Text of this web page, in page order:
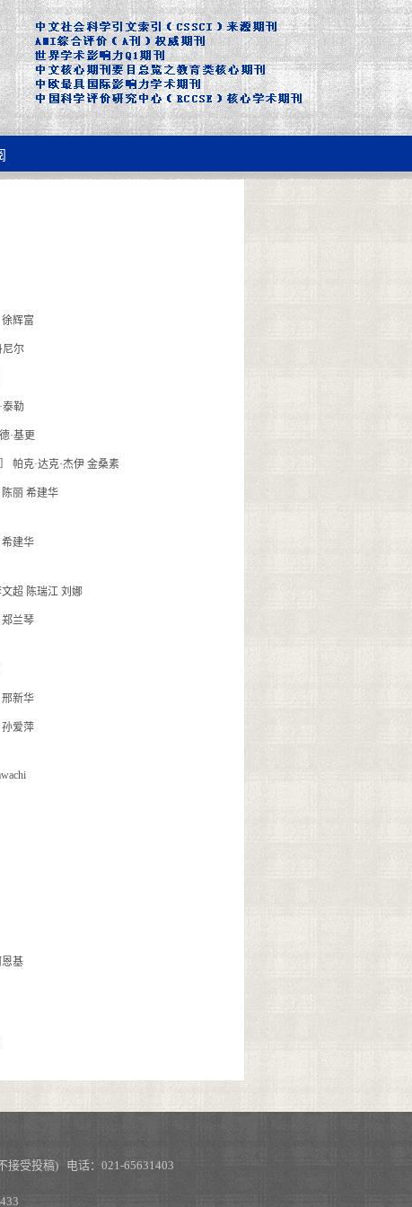
辉富
尼尔
泰勒
·基更
］ 帕克·达克·杰伊 金桑素
丽 希建华
建华
超 陈瑞江 刘娜
兰琴
新华
孙爱萍
基
接受投稿) 电话：021-65631403